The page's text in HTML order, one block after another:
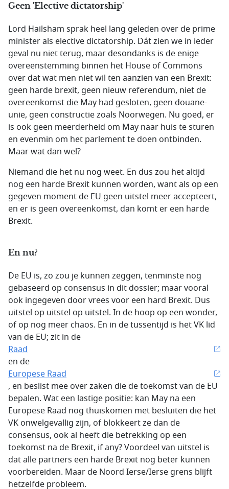
Geen 'Elective dictatorship'
Lord Hailsham sprak heel lang geleden over de prime
minister als elective dictatorship. Dát zien we in ieder
geval nu niet terug, maar desondanks is de enige
overeenstemming binnen het House of Commons
over dat wat men niet wil ten aanzien van een Brexit:
geen harde brexit, geen nieuw referendum, niet de
overeenkomst die May had gesloten, geen douane-
unie, geen constructie zoals Noorwegen. Nu goed, er
is ook geen meerderheid om May naar huis te sturen
en evenmin om het parlement te doen ontbinden.
Maar wat dan wel?
Niemand die het nu nog weet. En dus zou het altijd
nog een harde Brexit kunnen worden, want als op een
gegeven moment de EU geen uitstel meer accepteert,
en er is geen overeenkomst, dan komt er een harde
Brexit.
En nu?
De EU is, zo zou je kunnen zeggen, tenminste nog
gebaseerd op consensus in dit dossier; maar vooral
ook ingegeven door vrees voor een hard Brexit. Dus
uitstel op uitstel op uitstel. In de hoop op een wonder,
of op nog meer chaos. En in de tussentijd is het VK lid
van de EU; zit in de
Raad
en de
Europese Raad
, en beslist mee over zaken die de toekomst van de EU
bepalen. Wat een lastige positie: kan May na een
Europese Raad nog thuiskomen met besluiten die het
VK onwelgevallig zijn, of blokkeert ze dan de
consensus, ook al heeft die betrekking op een
toekomst na de Brexit, if any? Voordeel van uitstel is
dat alle partners een harde Brexit nog beter kunnen
voorbereiden. Maar de Noord Ierse/Ierse grens blijft
hetzelfde probleem.